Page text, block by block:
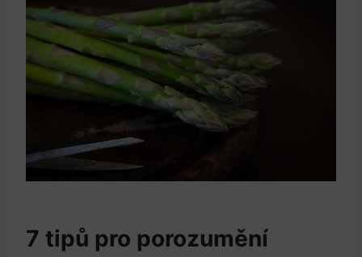
7 tipů pro porozumění